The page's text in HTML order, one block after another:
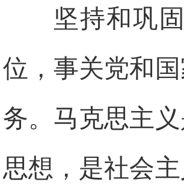
坚持和巩
位，事关党和
务。马克思主
思想，是社会